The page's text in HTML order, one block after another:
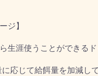
ジ】
生涯使うことができる
応じて給餌量を加減し